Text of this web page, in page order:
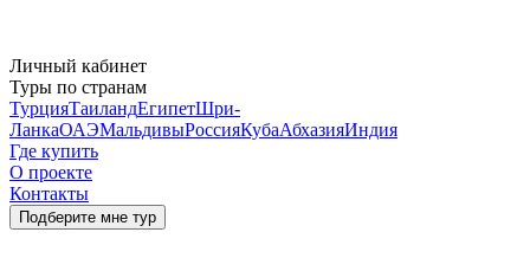
Личный кабинет
Туры по странам
ТурцияТаиландЕгипетШри-
ЛанкаОАЭМальдивыРоссияКубаАбхазияИндия
Где купить
О проекте
Контакты
Подберите мне тур